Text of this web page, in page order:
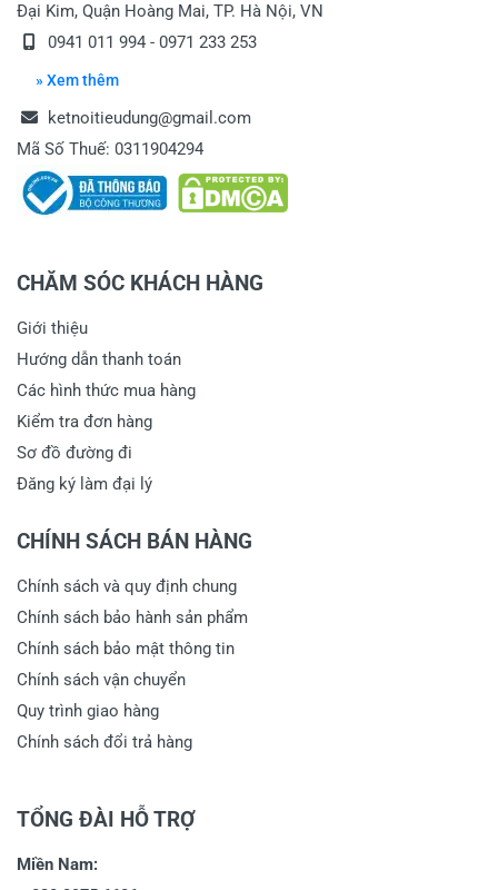
Đại Kim, Quận Hoàng Mai, TP. Hà Nội, VN
0941 011 994 - 0971 233 253
» Xem thêm
ketnoitieudung@gmail.com
Mã Số Thuế: 0311904294
CHĂM SÓC KHÁCH HÀNG
Giới thiệu
Hướng dẫn thanh toán
Các hình thức mua hàng
Kiểm tra đơn hàng
Sơ đồ đường đi
Đăng ký làm đại lý
CHÍNH SÁCH BÁN HÀNG
Chính sách và quy định chung
Chính sách bảo hành sản phẩm
Chính sách bảo mật thông tin
Chính sách vận chuyển
Quy trình giao hàng
Chính sách đổi trả hàng
TỔNG ĐÀI HỖ TRỢ
Miền Nam: